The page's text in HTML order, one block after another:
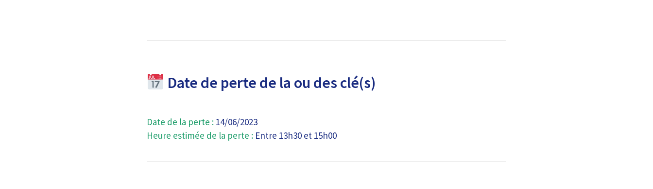
Date de perte de la ou des clé(s)
Date de la perte : 14/06/2023
Heure estimée de la perte : Entre 13h30 et 15h00